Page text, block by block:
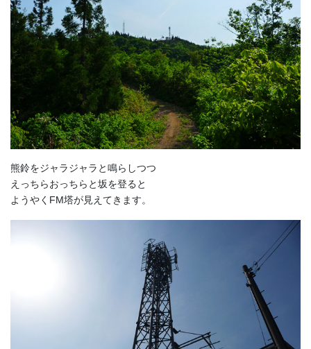
熊鈴をジャラジャラと鳴らしつつ
えっちらおっちらと坂を登ると
ようやくFM塔が見えてきます。